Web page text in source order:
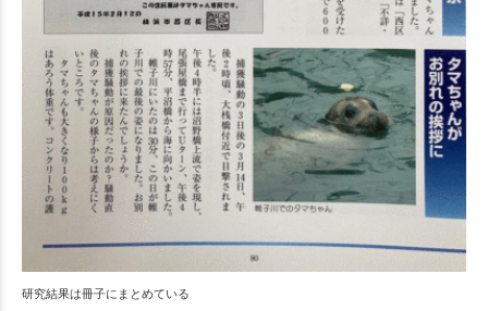
研究結果は冊子にまとめている